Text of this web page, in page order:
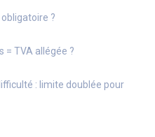
?
= TVA allégée ?
: limite doublée pour